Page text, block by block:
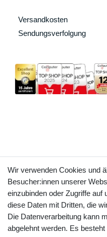
Versandkosten
Sendungsverfolgung
Wir verwenden Cookies und
Besucher:innen unserer
einzubinden oder Zugriffe
diese Daten mit Dritten, die
Die Datenverarbeitung kann
abgelehnt werden. Es